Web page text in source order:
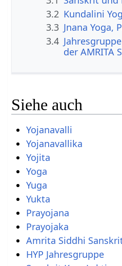
3.2 Kundalini
3.3 Jnana Yoga,
3.4
der AMRITA
Siehe auch
Yojanavalli
Yojanavallika
Yojita
Yoga
Yuga
Yukta
Prayojana
Prayojaka
Amrita Siddhi
HYP Jahresgruppe